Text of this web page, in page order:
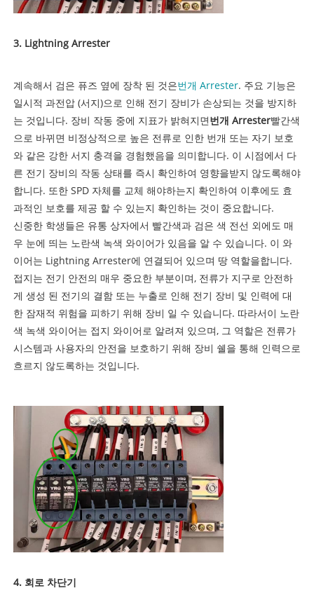
3. Lightning Arrester
계속해서 검은 퓨즈 옆에 장착 된 것은번개 Arrester. 주요 기능은
일시적 과전압 (서지)으로 인해 전기 장비가 손상되는 것을 방지하
는 것입니다. 장비 작동 중에 지표가 밝혀지면번개 Arrester빨간색
으로 바뀌면 비정상적으로 높은 전류로 인한 번개 또는 자기 보호
와 같은 강한 서지 충격을 경험했음을 의미합니다. 이 시점에서 다
른 전기 장비의 작동 상태를 즉시 확인하여 영향을받지 않도록해야
합니다. 또한 SPD 자체를 교체 해야하는지 확인하여 이후에도 효
과적인 보호를 제공 할 수 있는지 확인하는 것이 중요합니다.
신중한 학생들은 유통 상자에서 빨간색과 검은 색 전선 외에도 매
우 눈에 띄는 노란색 녹색 와이어가 있음을 알 수 있습니다. 이 와
이어는 Lightning Arrester에 연결되어 있으며 땅 역할을합니다.
접지는 전기 안전의 매우 중요한 부분이며, 전류가 지구로 안전하
게 생성 된 전기의 결함 또는 누출로 인해 전기 장비 및 인력에 대
한 잠재적 위험을 피하기 위해 장비 일 수 있습니다. 따라서이 노란
색 녹색 와이어는 접지 와이어로 알려져 있으며, 그 역할은 전류가
시스템과 사용자의 안전을 보호하기 위해 장비 쉘을 통해 인력으로
흐르지 않도록하는 것입니다.
4. 회로 차단기